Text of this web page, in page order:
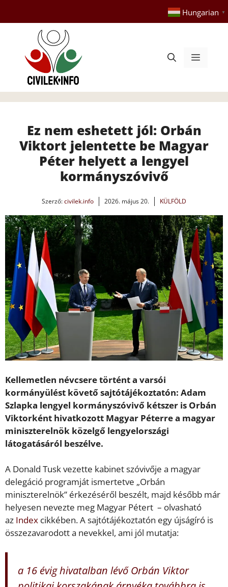
tartalomba
Hungarian ▼
Menü
Ez nem eshetett jól: Orbán
Viktort jelentette be Magyar
Péter helyett a lengyel
kormányszóvivő
Szerző:civilek.info 2026. május 20. KÜLFÖLD
Kellemetlen névcsere történt a varsói
kormányülést követő sajtótájékoztatón: Adam
Szlapka lengyel kormányszóvivő kétszer is Orbán
Viktorként hivatkozott Magyar Péterre a magyar
miniszterelnök közelgő lengyelországi
látogatásáról beszélve.
A Donald Tusk vezette kabinet szóvivője a magyar
delegáció programját ismertetve „Orbán
miniszterelnök” érkezéséről beszélt, majd később már
helyesen nevezte meg Magyar Pétert – olvasható
az Index cikkében. A sajtótájékoztatón egy újságíró is
összezavarodott a nevekkel, ami jól mutatja:
a 16 évig hivatalban lévő Orbán Viktor